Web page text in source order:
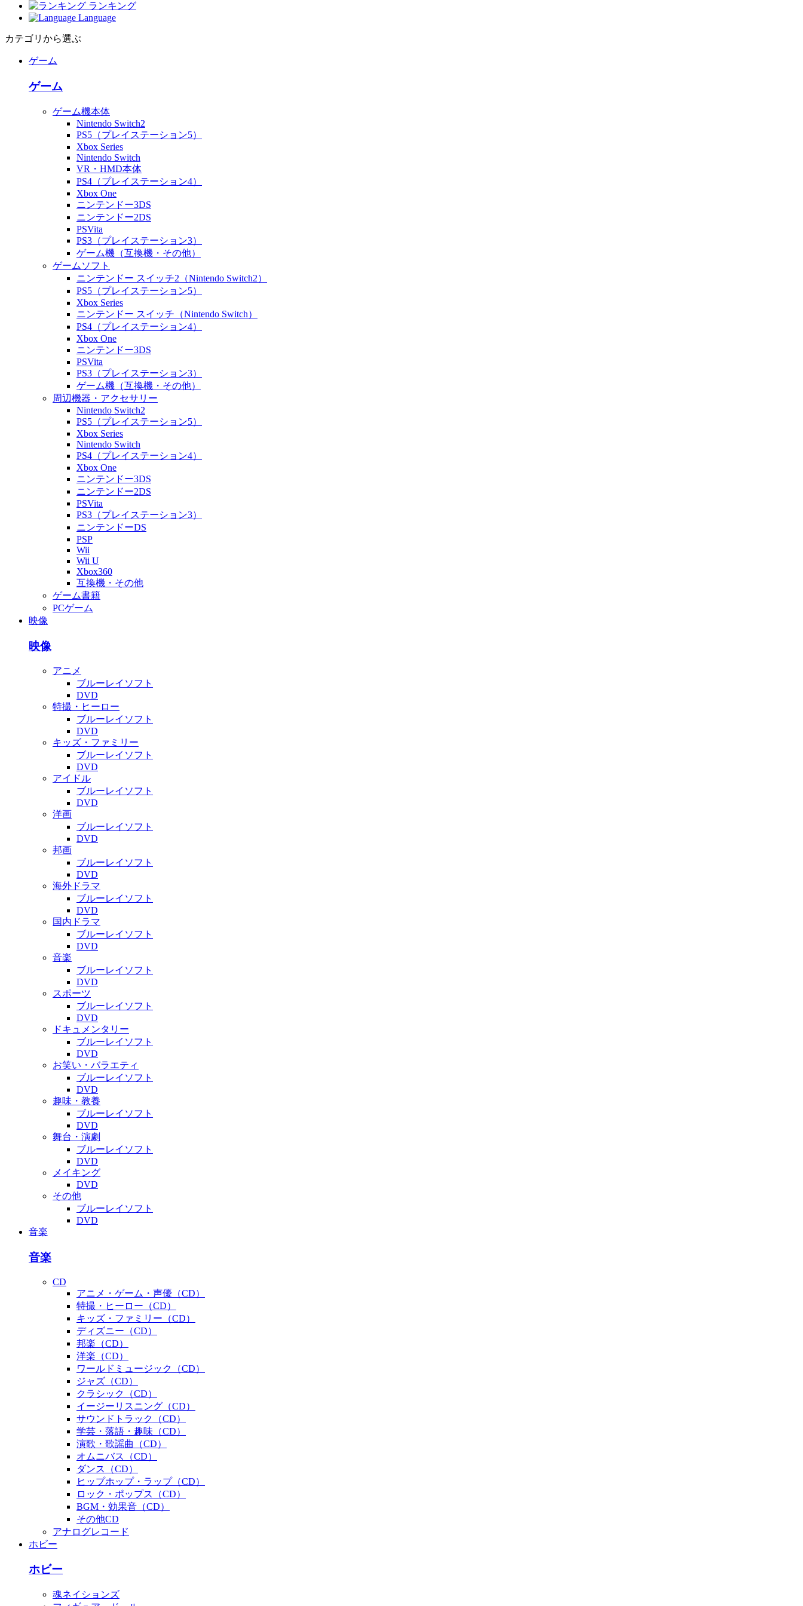
ランキング
Language
カテゴリから選ぶ
ゲーム
ゲーム
ゲーム機本体
Nintendo Switch2
PS5（プレイステーション5）
Xbox Series
Nintendo Switch
VR・HMD本体
PS4（プレイステーション4）
Xbox One
ニンテンドー3DS
ニンテンドー2DS
PSVita
PS3（プレイステーション3）
ゲーム機（互換機・その他）
ゲームソフト
ニンテンドー スイッチ2（Nintendo Switch2）
PS5（プレイステーション5）
Xbox Series
ニンテンドー スイッチ（Nintendo Switch）
PS4（プレイステーション4）
Xbox One
ニンテンドー3DS
PSVita
PS3（プレイステーション3）
ゲーム機（互換機・その他）
周辺機器・アクセサリー
Nintendo Switch2
PS5（プレイステーション5）
Xbox Series
Nintendo Switch
PS4（プレイステーション4）
Xbox One
ニンテンドー3DS
ニンテンドー2DS
PSVita
PS3（プレイステーション3）
ニンテンドーDS
PSP
Wii
Wii U
Xbox360
互換機・その他
ゲーム書籍
PCゲーム
映像
映像
アニメ
ブルーレイソフト
DVD
特撮・ヒーロー
ブルーレイソフト
DVD
キッズ・ファミリー
ブルーレイソフト
DVD
アイドル
ブルーレイソフト
DVD
洋画
ブルーレイソフト
DVD
邦画
ブルーレイソフト
DVD
海外ドラマ
ブルーレイソフト
DVD
国内ドラマ
ブルーレイソフト
DVD
音楽
ブルーレイソフト
DVD
スポーツ
ブルーレイソフト
DVD
ドキュメンタリー
ブルーレイソフト
DVD
お笑い・バラエティ
ブルーレイソフト
DVD
趣味・教養
ブルーレイソフト
DVD
舞台・演劇
ブルーレイソフト
DVD
メイキング
DVD
その他
ブルーレイソフト
DVD
音楽
音楽
CD
アニメ・ゲーム・声優（CD）
特撮・ヒーロー（CD）
キッズ・ファミリー（CD）
ディズニー（CD）
邦楽（CD）
洋楽（CD）
ワールドミュージック（CD）
ジャズ（CD）
クラシック（CD）
イージーリスニング（CD）
サウンドトラック（CD）
学芸・落語・趣味（CD）
演歌・歌謡曲（CD）
オムニバス（CD）
ダンス（CD）
ヒップホップ・ラップ（CD）
ロック・ポップス（CD）
BGM・効果音（CD）
その他CD
アナログレコード
ホビー
ホビー
魂ネイションズ